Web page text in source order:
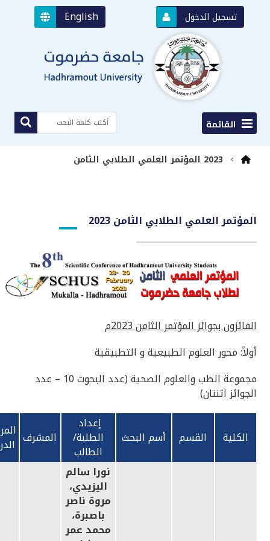
English تسجيل الدخول
القائمة
2023 المؤتمر العلمي الطلابي الثامن
المؤتمر العلمي الطلابي الثامن 2023
الفائزون بجوائز المؤتمر الثامن 2023م
أولاً: محور العلوم الطبيعية و التطبيقية
مجموعة الطب والعلوم الصحية (عدد البحوث 10 – عدد
الجوائز اثنتان)
الكلية القسم أسم البحث
إعداد
الطلبة/
الطالب
المشرف
نورا سالم
اليزيدي،
مروة ناصر
باصبرة،
محمد عمر